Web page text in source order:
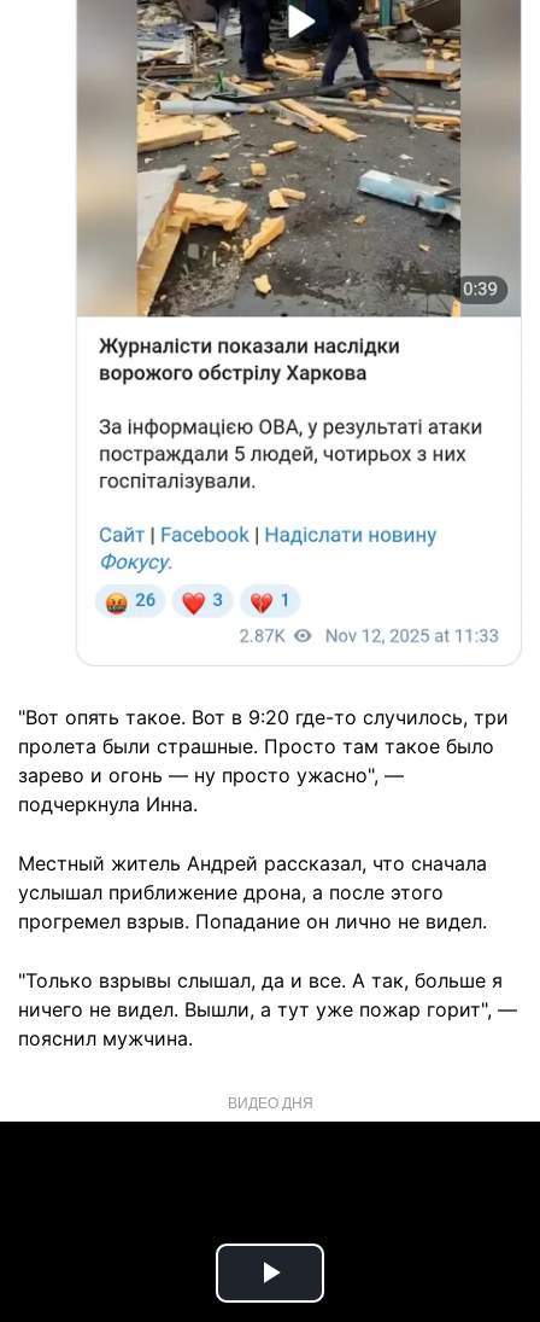
"Вот опять такое. Вот в 9:20 где-то случилось, три
пролета были страшные. Просто там такое было
зарево и огонь — ну просто ужасно", —
подчеркнула Инна.
Местный житель Андрей рассказал, что сначала
услышал приближение дрона, а после этого
прогремел взрыв. Попадание он лично не видел.
"Только взрывы слышал, да и все. А так, больше я
ничего не видел. Вышли, а тут уже пожар горит", —
пояснил мужчина.
ВИДЕО ДНЯ
Play